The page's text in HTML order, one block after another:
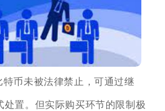
特币未被法律禁止，可通过继
处置。但实际购买环节的限制极